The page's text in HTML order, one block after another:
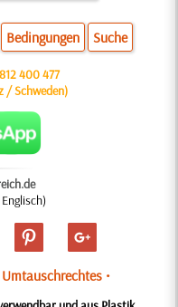
Bedingungen Suche
400 477
/ Schweden)
•